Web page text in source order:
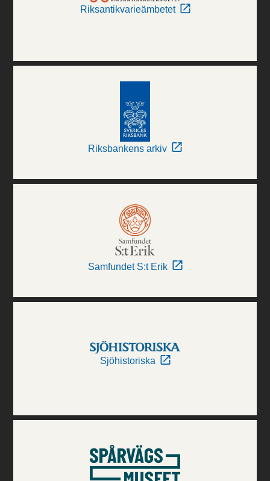
Riksantikvarieämbetet
Riksbankens arkiv
Samfundet S:t Erik
Sjöhistoriska